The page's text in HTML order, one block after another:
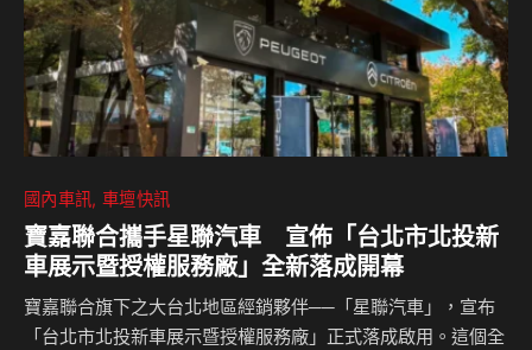
國內車訊 車壇快訊
寶嘉聯合攜手星聯汽車 宣佈「台北市北投新
車展示暨授權服務廠」全新落成開幕
寶嘉聯合旗下之大台北地區經銷夥伴──「星聯汽車」，宣布
「台北市北投新車展示暨授權服務廠」正式落成啟用。這個全